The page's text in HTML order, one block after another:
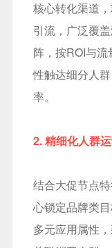
核心转化渠道
引流，广泛覆
阵，按ROI与
性触达细分人
率。
2. 精细化人群
结合大促节点
心锁定品牌类
多元应用属性